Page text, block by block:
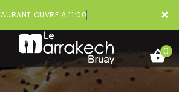
×
OUVRE À 11:00
0